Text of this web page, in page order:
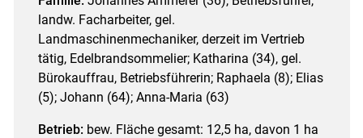
landw. Facharbeiter, gel.
Landmaschinenmechaniker, derzeit im Vertrieb
tätig, Edelbrandsommelier; Katharina (34), gel.
Bürokauffrau, Betriebsführerin; Raphaela (8); Elias
(5); Johann (64); Anna-Maria (63)
Betrieb: bew. Fläche gesamt: 12,5 ha, davon 1 ha